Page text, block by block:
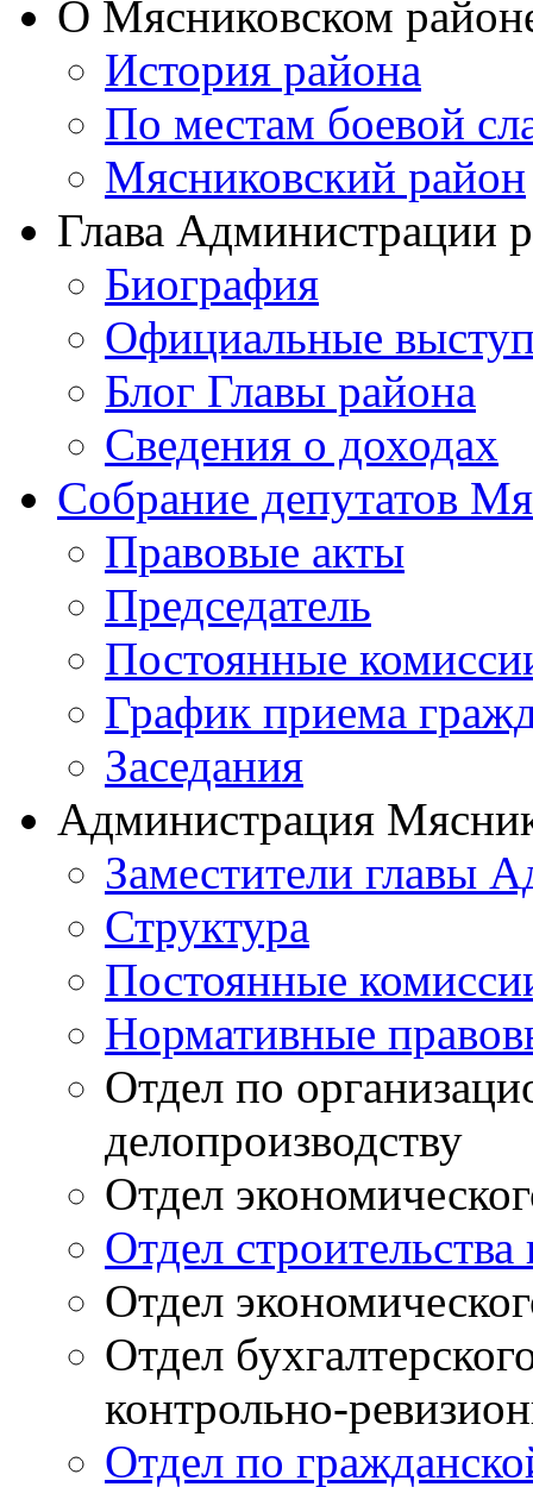
О Мясниковском
История района
По местам боевой
Мясниковский район
Глава Администрации
Биография
Официальные
Блог Главы района
Сведения о доходах
Собрание депутатов
Правовые акты
Председатель
Постоянные
График приема
Заседания
Администрация
Заместители главы
Структура
Постоянные
Нормативные
Отдел по
делопроизводству
Отдел
Отдел
Отдел
Отдел
контрольно-
Отдел по